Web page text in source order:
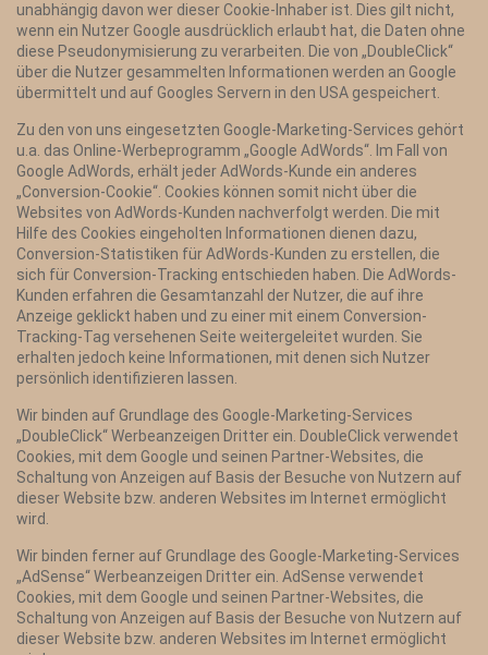
unabhängig davon wer dieser Cookie-Inhaber ist. Dies gilt nicht,
wenn ein Nutzer Google ausdrücklich erlaubt hat, die Daten ohne
diese Pseudonymisierung zu verarbeiten. Die von „DoubleClick“
über die Nutzer gesammelten Informationen werden an Google
übermittelt und auf Googles Servern in den USA gespeichert.
Zu den von uns eingesetzten Google-Marketing-Services gehört
u.a. das Online-Werbeprogramm „Google AdWords“. Im Fall von
Google AdWords, erhält jeder AdWords-Kunde ein anderes
„Conversion-Cookie“. Cookies können somit nicht über die
Websites von AdWords-Kunden nachverfolgt werden. Die mit
Hilfe des Cookies eingeholten Informationen dienen dazu,
Conversion-Statistiken für AdWords-Kunden zu erstellen, die
sich für Conversion-Tracking entschieden haben. Die AdWords-
Kunden erfahren die Gesamtanzahl der Nutzer, die auf ihre
Anzeige geklickt haben und zu einer mit einem Conversion-
Tracking-Tag versehenen Seite weitergeleitet wurden. Sie
erhalten jedoch keine Informationen, mit denen sich Nutzer
persönlich identifizieren lassen.
Wir binden auf Grundlage des Google-Marketing-Services
„DoubleClick“ Werbeanzeigen Dritter ein. DoubleClick verwendet
Cookies, mit dem Google und seinen Partner-Websites, die
Schaltung von Anzeigen auf Basis der Besuche von Nutzern auf
dieser Website bzw. anderen Websites im Internet ermöglicht
wird.
Wir binden ferner auf Grundlage des Google-Marketing-Services
„AdSense“ Werbeanzeigen Dritter ein. AdSense verwendet
Cookies, mit dem Google und seinen Partner-Websites, die
Schaltung von Anzeigen auf Basis der Besuche von Nutzern auf
dieser Website bzw. anderen Websites im Internet ermöglicht